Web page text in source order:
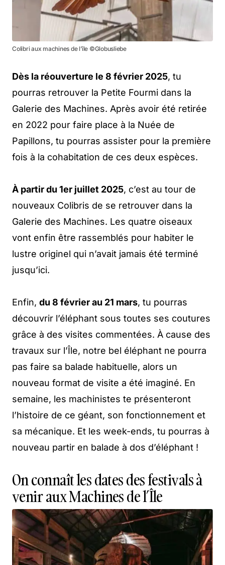
Colibri aux machines de l’île ©Globusliebe
Dès la réouverture le 8 février 2025, tu
pourras retrouver la Petite Fourmi dans la
Galerie des Machines. Après avoir été retirée
en 2022 pour faire place à la Nuée de
Papillons, tu pourras assister pour la première
fois à la cohabitation de ces deux espèces.
À partir du 1er juillet 2025, c’est au tour de
nouveaux Colibris de se retrouver dans la
Galerie des Machines. Les quatre oiseaux
vont enfin être rassemblés pour habiter le
lustre originel qui n’avait jamais été terminé
jusqu’ici.
Enfin, du 8 février au 21 mars, tu pourras
découvrir l’éléphant sous toutes ses coutures
grâce à des visites commentées. À cause des
travaux sur l’Île, notre bel éléphant ne pourra
pas faire sa balade habituelle, alors un
nouveau format de visite a été imaginé. En
semaine, les machinistes te présenteront
l’histoire de ce géant, son fonctionnement et
sa mécanique. Et les week-ends, tu pourras à
nouveau partir en balade à dos d’éléphant !
On connaît les dates des festivals à
venir aux Machines de l’Île